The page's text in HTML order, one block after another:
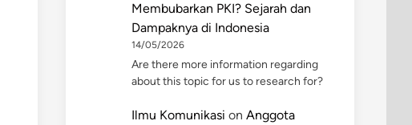
Membubarkan PKI? Sejarah dan
Dampaknya di Indonesia
14/05/2026
Are there more information regarding
about this topic for us to research for?
Ilmu Komunikasi on Anggota